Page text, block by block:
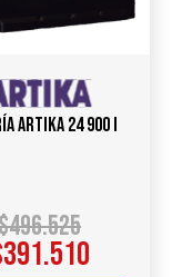
ARTIKA 24 900 I
496.525
391.510